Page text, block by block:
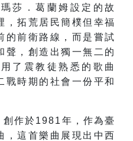
莎．葛蘭姆設定的故
，拓荒居民簡樸但幸福
的前衛路線，而是嘗試
聲，創造出獨一無二的
了震教徒熟悉的歌曲
戰時期的社會一份平和
作於1981年，作為臺
，這首樂曲展現出中西